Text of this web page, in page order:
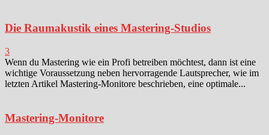
Die Raumakustik eines Mastering-Studios
3
Wenn du Mastering wie ein Profi betreiben möchtest, dann ist eine
wichtige Voraussetzung neben hervorragende Lautsprecher, wie im
letzten Artikel Mastering-Monitore beschrieben, eine optimale...
Mastering-Monitore